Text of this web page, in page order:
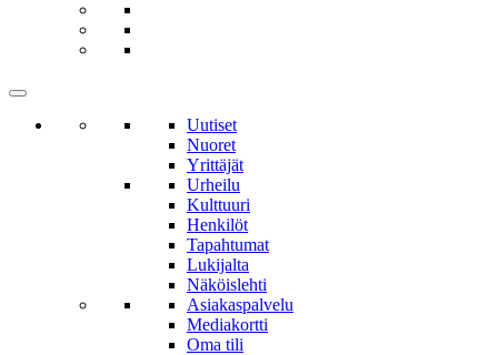
Uutiset
Nuoret
Yrittäjät
Urheilu
Kulttuuri
Henkilöt
Tapahtumat
Lukijalta
Näköislehti
Asiakaspalvelu
Mediakortti
Oma tili